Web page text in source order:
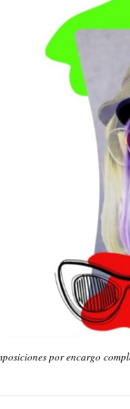
por encargo